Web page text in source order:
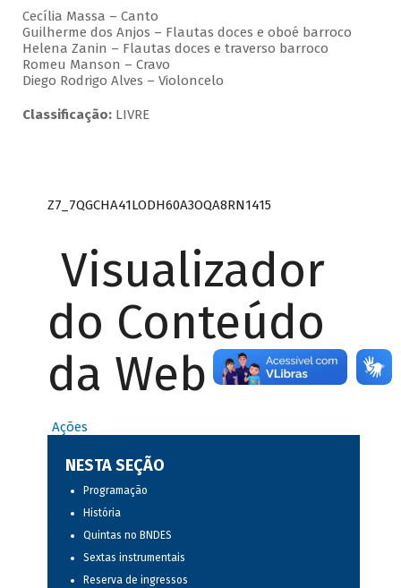
Cecília Massa – Canto
Guilherme dos Anjos – Flautas doces e oboé barroco
Helena Zanin – Flautas doces e traverso barroco
Romeu Manson – Cravo
Diego Rodrigo Alves – Violoncelo
Classificação:LIVRE
Z7_7QGCHA41LODH60A3OQA8RN1415
Visualizador
do Conteúdo
da Web
Ações
NESTA SEÇÃO
Programação
História
Quintas no BNDES
Sextas instrumentais
Reserva de ingressos